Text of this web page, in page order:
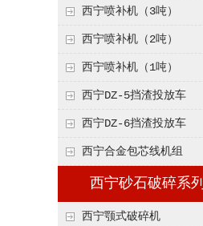
西宁喷补机（3吨）
西宁喷补机（2吨）
西宁喷补机（1吨）
西宁DZ-5挡渣投放车
西宁DZ-6挡渣投放车
西宁合金包芯线机组
西宁砂石破碎系列
西宁颚式破碎机